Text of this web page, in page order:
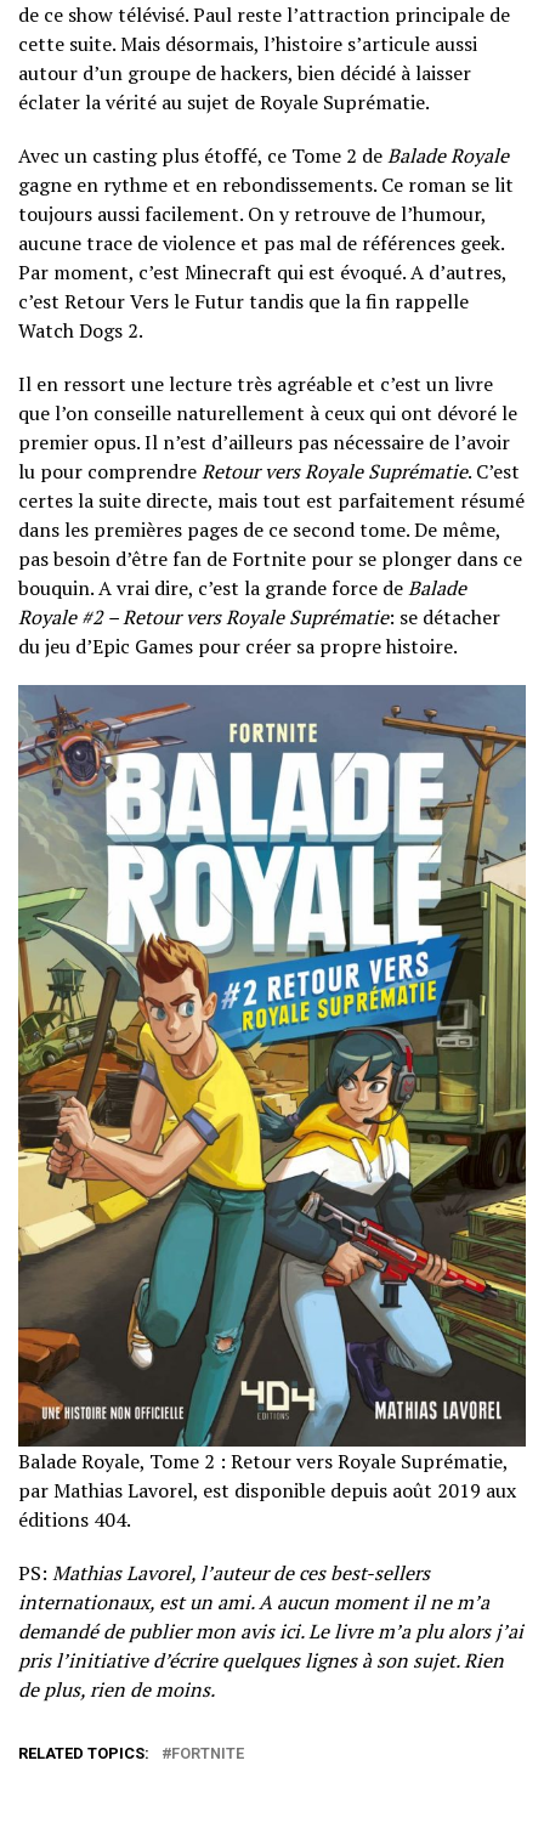
de ce show télévisé. Paul reste l’attraction principale de
cette suite. Mais désormais, l’histoire s’articule aussi
autour d’un groupe de hackers, bien décidé à laisser
éclater la vérité au sujet de Royale Suprématie.
Avec un casting plus étoffé, ce Tome 2 deBalade Royale
gagne en rythme et en rebondissements. Ce roman se lit
toujours aussi facilement. On y retrouve de l’humour,
aucune trace de violence et pas mal de références geek.
Par moment, c’est Minecraft qui est évoqué. A d’autres,
c’est Retour Vers le Futur tandis que la fin rappelle
Watch Dogs 2.
Il en ressort une lecture très agréable et c’est un livre
que l’on conseille naturellement à ceux qui ont dévoré le
premier opus. Il n’est d’ailleurs pas nécessaire de l’avoir
lu pour comprendreRetour vers Royale Suprématie. C’est
certes la suite directe, mais tout est parfaitement résumé
dans les premières pages de ce second tome. De même,
pas besoin d’être fan de Fortnite pour se plonger dans ce
bouquin. A vrai dire, c’est la grande force deBalade
Royale #2 – Retour vers Royale Suprématie: se détacher
du jeu d’Epic Games pour créer sa propre histoire.
Balade Royale, Tome 2 : Retour vers Royale Suprématie,
par Mathias Lavorel, est disponible depuis août 2019 aux
éditions 404.
PS: Mathias Lavorel, l’auteur de ces best-sellers
internationaux, est un ami. A aucun moment il ne m’a
demandé de publier mon avis ici. Le livre m’a plu alors j’ai
pris l’initiative d’écrire quelques lignes à son sujet. Rien
de plus, rien de moins.
RELATED TOPICS: FORTNITE